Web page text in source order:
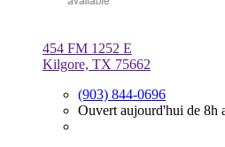
454 FM 1252 E
Kilgore, TX 75662
(903) 844-0696
Ouvert aujourd'hui de 8h